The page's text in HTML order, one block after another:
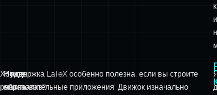
Хотите
решить
Нужен
матанализ?
Поддержка LaTeX особенно полезна, если вы строите
образовательные приложения. Движок изначально